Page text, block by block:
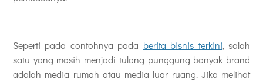
Seperti pada contohnya pada berita bisnis terkini, salah
satu yang masih menjadi tulang punggung banyak brand
adalah media rumah atau media luar ruang. Jika melihat